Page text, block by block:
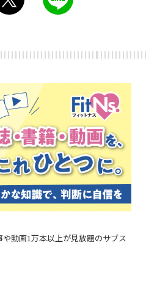
動画1万本以上が見放題のサブス